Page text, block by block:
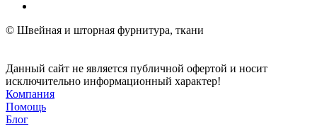
© Швейная и шторная фурнитура, ткани
Данный сайт не является публичной офертой и носит
исключительно информационный характер!
Компания
Помощь
Блог